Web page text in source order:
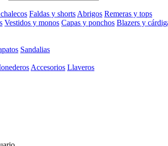
Faldas y shorts Abrigos Remeras y tops
Vestidos y monos Capas y ponchos Blazers y
Sandalias
Accesorios Llaveros